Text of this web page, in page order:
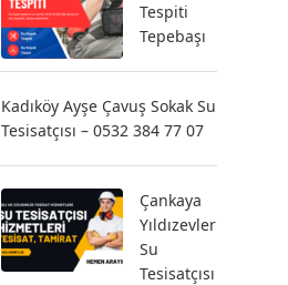
Tespiti
Tepebaşı
Kadıköy Ayşe Çavuş Sokak Su
Tesisatçısı – 0532 384 77 07
Çankaya
Yıldızevler
Su
Tesisatçısı